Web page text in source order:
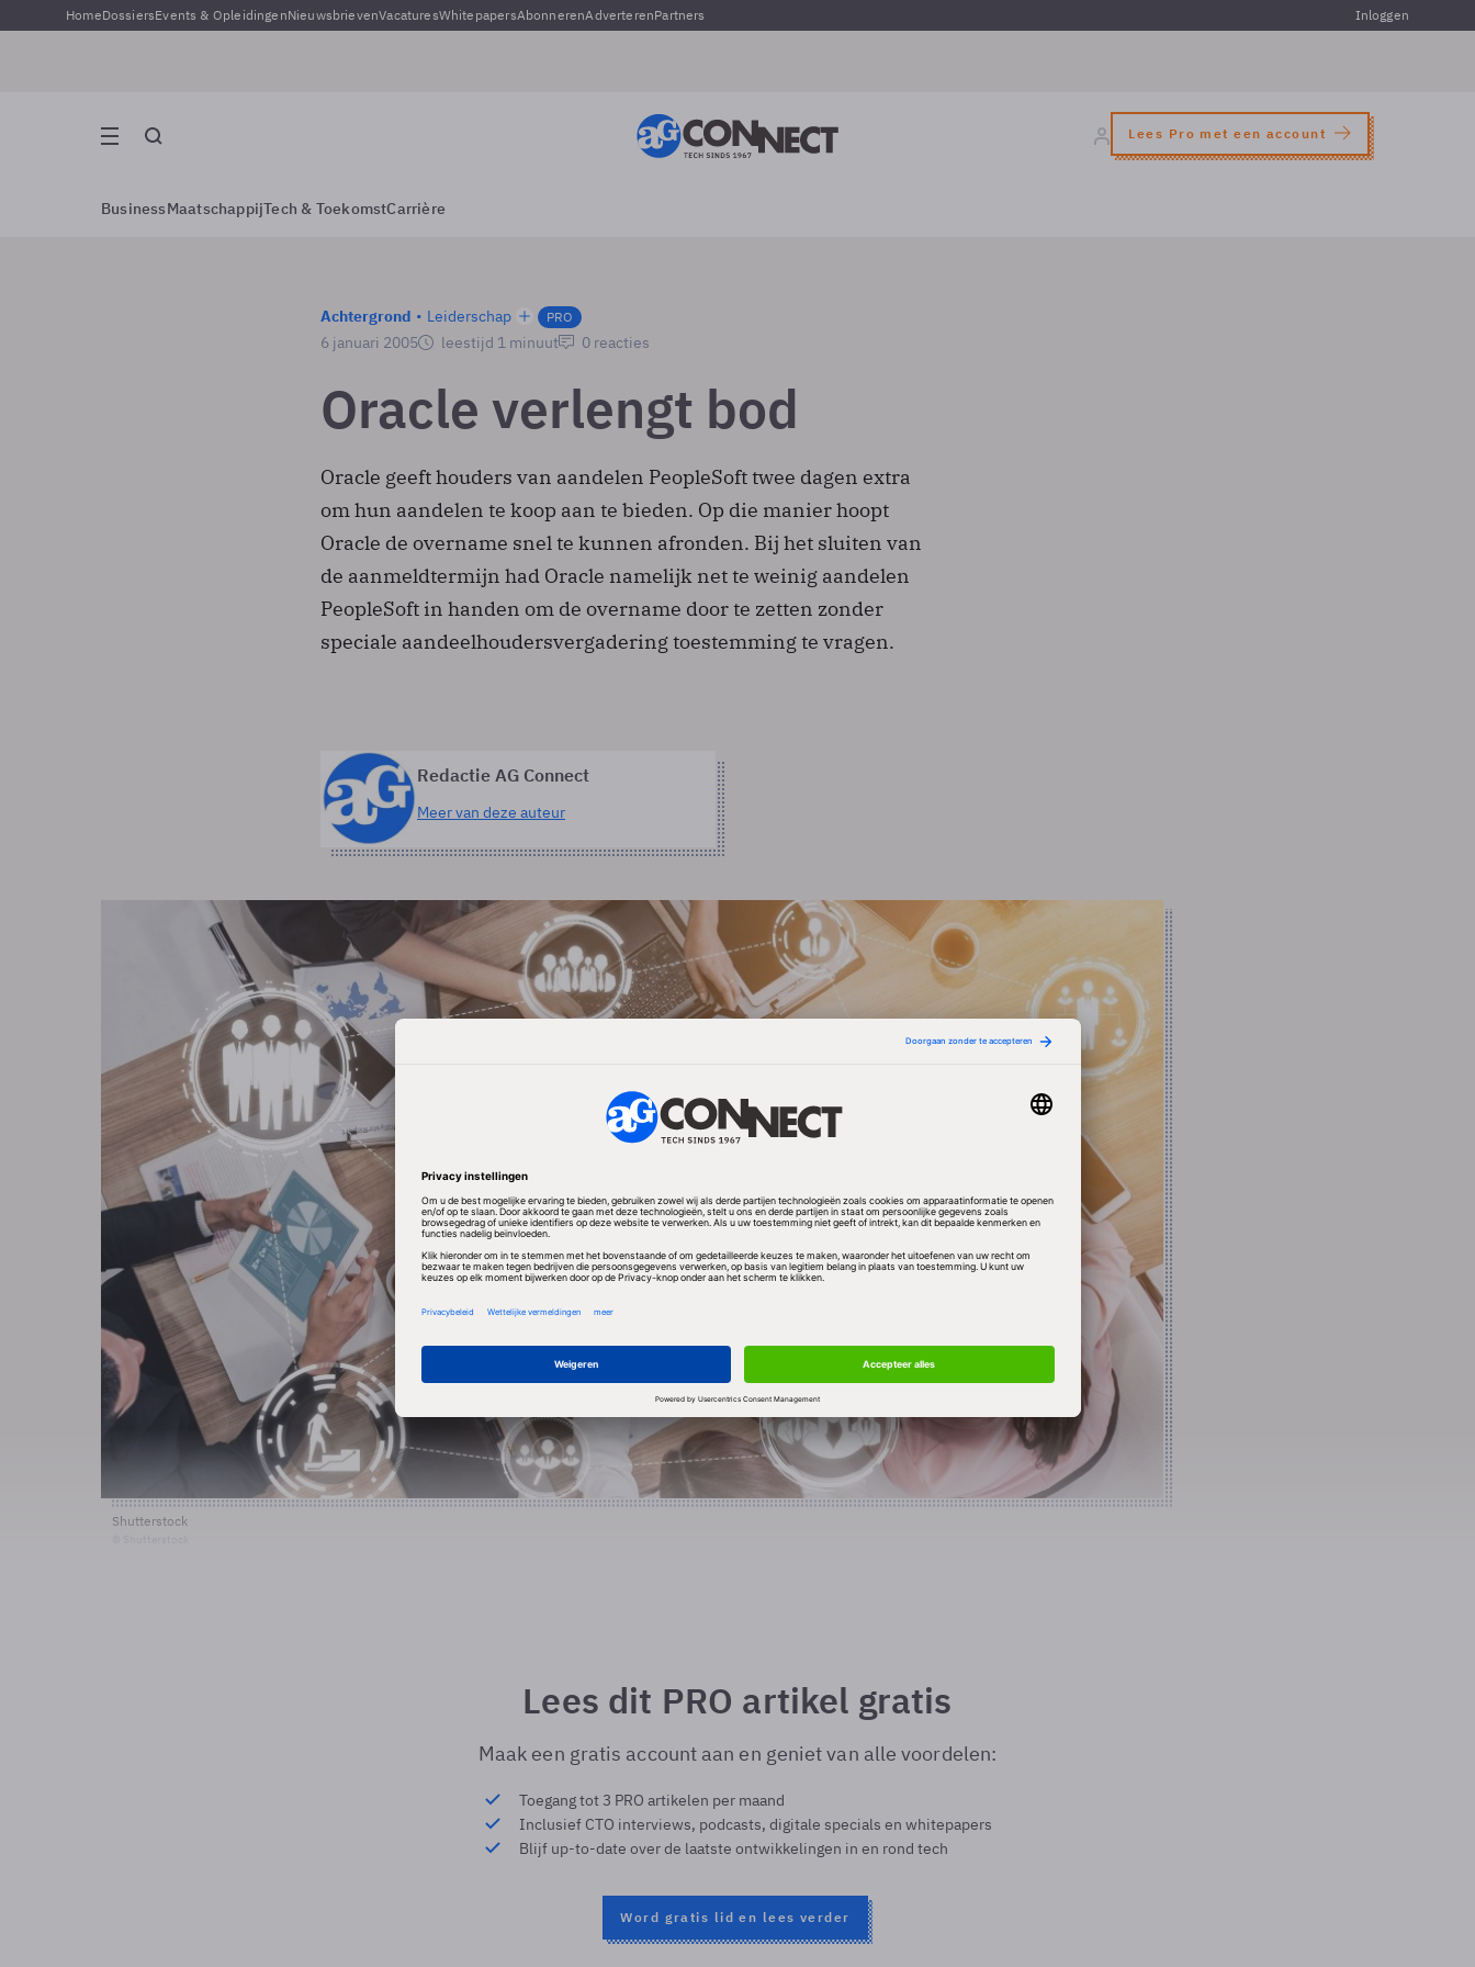
HomeDossiersEvents & OpleidingenNieuwsbrievenVacaturesWhitepapersAbonnerenAdverterenPartners Inloggen
Lees Pro met een account
BusinessMaatschappijTech & ToekomstCarrière
Achtergrond Leiderschap PRO
6 januari 2005 leestijd 1 minuut 0 reacties
Oracle verlengt bod
Oracle geeft houders van aandelen PeopleSoft twee dagen extra
om hun aandelen te koop aan te bieden. Op die manier hoopt
Oracle de overname snel te kunnen afronden. Bij het sluiten van
de aanmeldtermijn had Oracle namelijk net te weinig aandelen
PeopleSoft in handen om de overname door te zetten zonder
speciale aandeelhoudersvergadering toestemming te vragen.
Redactie AG Connect
Meer van deze auteur
Shutterstock
Lees dit PRO artikel gratis
Maak een gratis account aan en geniet van alle voordelen:
Toegang tot 3 PRO artikelen per maand
Inclusief CTO interviews, podcasts, digitale specials en whitepapers
Blijf up-to-date over de laatste ontwikkelingen in en rond tech
Word gratis lid en lees verder